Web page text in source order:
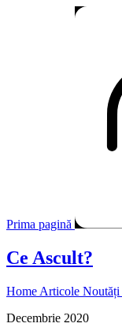
Prima pagină
Ce Ascult?
Home Articole Noutăți
Decembrie 2020